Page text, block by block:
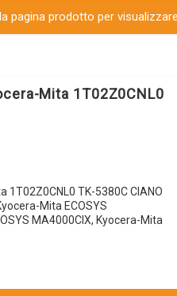
pagina prodotto per
Mita 1T02Z0CNL0
TK-5380C CIANO
Mita ECOSYS
MA4000CIX, Kyocera-Mita